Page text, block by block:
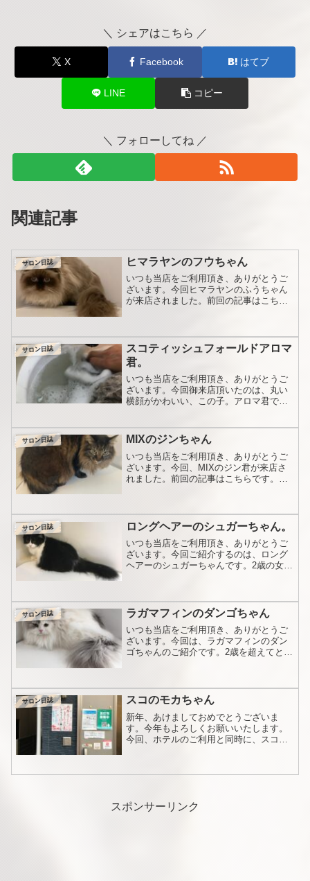
＼ シェアはこちら ／
X Facebook はてブ
LINE コピー
＼ フォローしてね ／
関連記事
サロン日誌 ヒマラヤンのフウちゃん
いつも当店をご利用頂き、ありがとうご
ざいます。今回ヒマラヤンのふうちゃん
が来店されました。前回の記事はこち
す。カットした毛はこちらです。シャン
プーは、とても大人しく、良...
サロン日誌
スコティッシュフォールドアロマ
君。
いつも当店をご利用頂き、ありがとうご
ざいます。今回御来店頂いたのは、丸い
横顔がかわいい、この子。アロマ君で
ましたが、前回ほとんど無かったはずの
毛玉が背中一杯に広がって...
サロン日誌 MIXのジンちゃん
いつも当店をご利用頂き、ありがとうご
ざいます。今回、MIXのジン君が来店さ
れました。前回の記事はこちらです。大
ということは、オナー様がとても頑張っ
てお手入れされてる証拠...
サロン日誌 ロングヘアーのシュガーちゃん。
いつも当店をご利用頂き、ありがとうご
ざいます。今回ご紹介するのは、ロング
ヘアーのシュガーちゃんです。2歳の女の
に黒い毛の子はよく目立ち...
サロン日誌 ラガマフィンのダンゴちゃん
いつも当店をご利用頂き、ありがとうご
ざいます。今回は、ラガマフィンのダン
ゴちゃんのご紹介です。2歳を超えてとう
ら、およそ7ヶ月。全身毛玉の状態です。
これから寒くなりま...
サロン日誌 スコのモカちゃん
新年、あけましておめでとうございま
す。今年もよろしくお願いいたします。
今回、ホテルのご利用と同時に、スコテ
ブラウンタビーの綺麗な女の子です。も
スポンサーリンク